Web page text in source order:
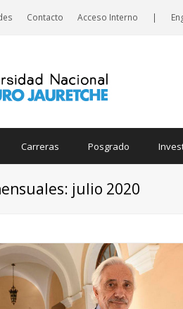
Contacto Acceso Interno |
Carreras Posgrado
julio 2020